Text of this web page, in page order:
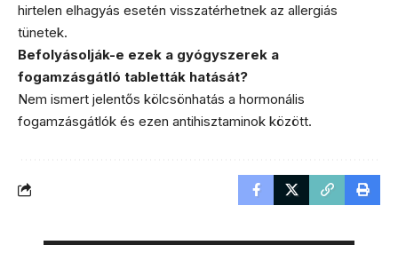
hirtelen elhagyás esetén visszatérhetnek az allergiás
tünetek.
Befolyásolják-e ezek a gyógyszerek a
fogamzásgátló tabletták hatását?
Nem ismert jelentős kölcsönhatás a hormonális
fogamzásgátlók és ezen antihisztaminok között.